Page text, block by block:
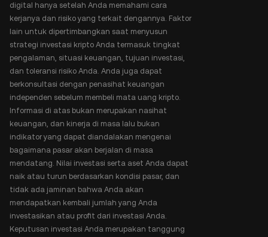
digital hanya setelah Anda memahami cara
kerjanya dan risiko yang terkait dengannya. Faktor
lain untuk dipertimbangkan saat menyusun
strategi investasi kripto Anda termasuk tingkat
pengalaman, situasi keuangan, tujuan investasi,
dan toleransi risiko Anda. Anda juga dapat
berkonsultasi dengan penasihat keuangan
independen sebelum membeli mata uang kripto.
Informasi di atas bukan merupakan nasihat
keuangan, dan kinerja di masa lalu bukan
indikator yang dapat diandalakan mengenai
bagaimana pasar akan berjalan di masa
mendatang. Nilai investasi serta aset Anda dapat
naik atau turun berdasarkan kondisi pasar, dan
tidak ada jaminan bahwa Anda akan
mendapatkan kembali jumlah yang Anda
investasikan atau profit dari investasi Anda.
Keputusan investasi Anda merupakan tanggung